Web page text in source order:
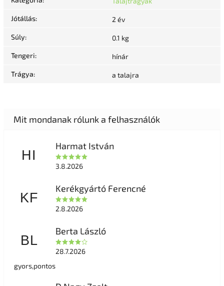
Jótállás: 2 év
Súly: 0.1 kg
Tengeri: hínár
Trágya: a talajra
HI
Harmat István
3.8.2026
KF
Kerékgyártó Ferencné
2.8.2026
BL
Berta László
28.7.2026
gyors,pontos